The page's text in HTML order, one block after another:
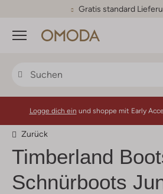
30 Tage
Menü
Logge dich ein und shoppe mit Early
Zurück
Timberland
Schnürboots